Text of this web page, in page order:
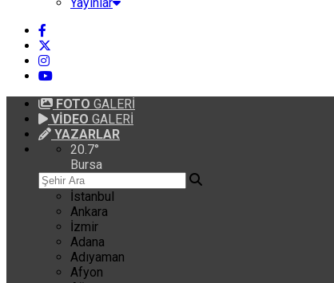
FOTO GALERİ
VİDEO GALERİ
YAZARLAR
20.7°
Bursa
İstanbul
Ankara
İzmir
Adana
Adıyaman
Afyon